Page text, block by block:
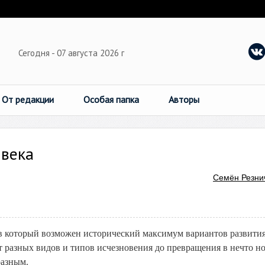
Сегодня - 07 августа 2026 г
От редакции Особая папка Авторы
Семён
возможен исторический максимум вариантов
видов и типов исчезновения до превращения в нечто